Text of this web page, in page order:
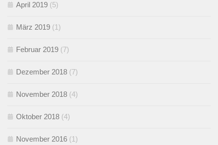
April 2019 (5)
März 2019 (1)
Februar 2019 (7)
Dezember 2018 (7)
November 2018 (4)
Oktober 2018 (4)
November 2016 (1)